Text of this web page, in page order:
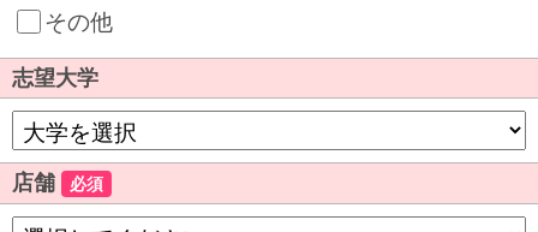
その他
志望大学
店舗 必須